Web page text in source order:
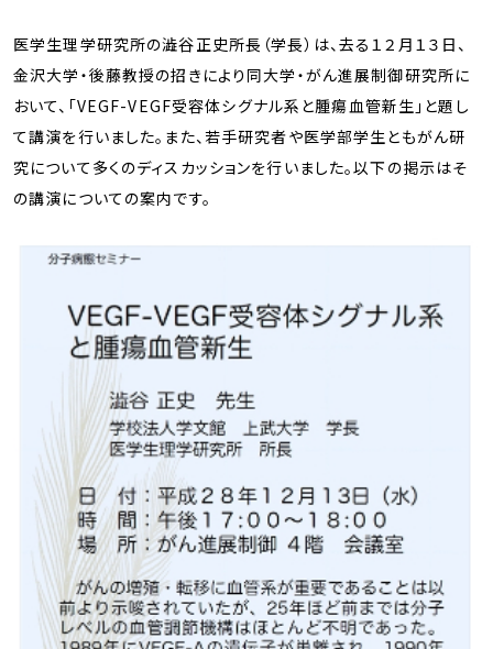
医学生理学研究所の澁谷正史所長（学長）は、去る１２月１３日、
金沢大学・後藤教授の招きにより同大学・がん進展制御研究所に
おいて、「VEGF-VEGF受容体シグナル系と腫瘍血管新生」と題し
て講演を行いました。また、若手研究者や医学部学生ともがん研
究について多くのディスカッションを行いました。以下の掲示はそ
の講演についての案内です。